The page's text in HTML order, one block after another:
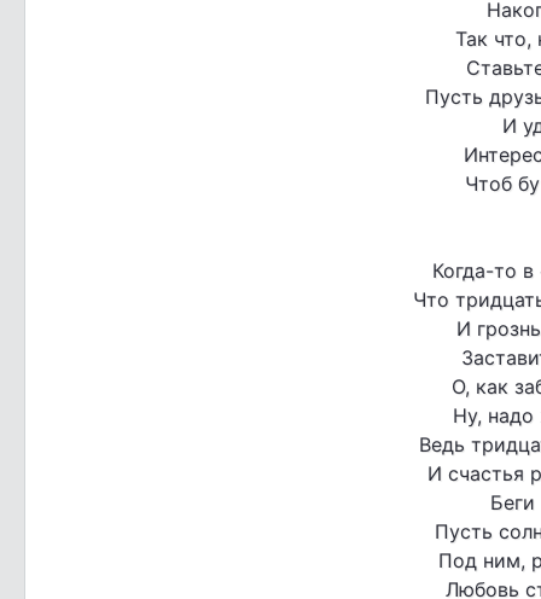
Так
Пусть
И
Чтоб
Когда-то в
Что
И
О, как
Ну, надо
Ведь
И счастья
Пусть
Под ним,
Любовь